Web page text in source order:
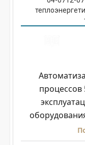
процессов